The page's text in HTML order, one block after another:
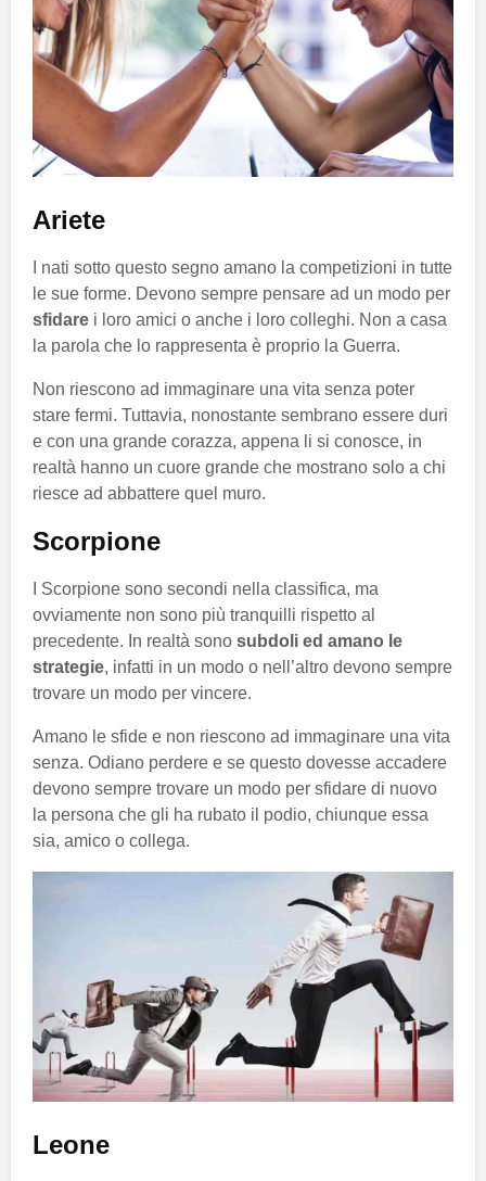
Ariete
I nati sotto questo segno amano la competizioni in tutte
le sue forme. Devono sempre pensare ad un modo per
sfidare i loro amici o anche i loro colleghi. Non a casa
la parola che lo rappresenta è proprio la Guerra.
Non riescono ad immaginare una vita senza poter
stare fermi. Tuttavia, nonostante sembrano essere duri
e con una grande corazza, appena li si conosce, in
realtà hanno un cuore grande che mostrano solo a chi
riesce ad abbattere quel muro.
Scorpione
I Scorpione sono secondi nella classifica, ma
ovviamente non sono più tranquilli rispetto al
precedente. In realtà sono subdoli ed amano le
strategie, infatti in un modo o nell’altro devono sempre
trovare un modo per vincere.
Amano le sfide e non riescono ad immaginare una vita
senza. Odiano perdere e se questo dovesse accadere
devono sempre trovare un modo per sfidare di nuovo
la persona che gli ha rubato il podio, chiunque essa
sia, amico o collega.
Leone